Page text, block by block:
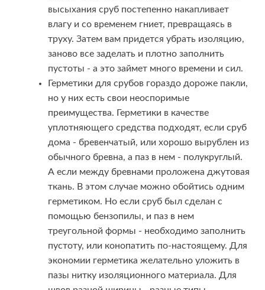
высыхания сруб постепенно накапливает
влагу и со временем гниет, превращаясь в
труху. Затем вам придется убрать изоляцию,
заново все заделать и плотно заполнить
пустоты - а это займет много времени и сил.
Герметики для срубов гораздо дороже пакли,
но у них есть свои неоспоримые
преимущества. Герметики в качестве
уплотняющего средства подходят, если сруб
дома - бревенчатый, или хорошо вырублен из
обычного бревна, а паз в нем - полукруглый.
А если между бревнами проложена джутовая
ткань. В этом случае можно обойтись одним
герметиком. Но если сруб был сделан с
помощью бензопилы, и паз в нем
треугольной формы - необходимо заполнить
пустоту, или конопатить по-настоящему. Для
экономии герметика желательно уложить в
пазы нитку изоляционного материала. Для